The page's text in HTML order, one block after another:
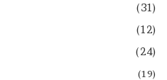
(31)
(12)
(24)
(19)